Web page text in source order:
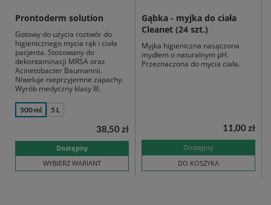
Prontoderm solution
Gotowy do użycia roztwór do
higienicznego mycia rąk i ciała
pacjenta. Stosowany do
dekontaminacji MRSA oraz
Acinetobacter Baumannii.
Niweluje nieprzyjemne zapachy.
Wyrób medyczny klasy III.
500 ml 5 L
Dostępny
WYBIERZ WARIANT
38,50 zł
Gąbka - myjka do ciała
Cleanet (24 szt.)
Myjka higieniczna nasączona
mydłem o naturalnym pH.
Przeznaczona do mycia ciała.
Dostępny
DO KOSZYKA
11,00 zł